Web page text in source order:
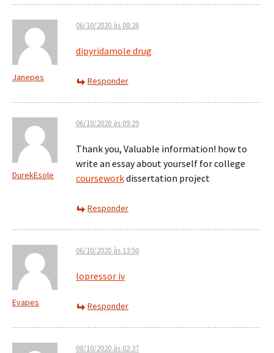
Janepes
06/10/2020 às 08:26
dipyridamole drug
Responder
DurekEsole
06/10/2020 às 09:29
Thank you, Valuable information! how to
write an essay about yourself for college
courseworkdissertation project
Responder
Evapes
06/10/2020 às 13:50
lopressor iv
Responder
08/10/2020 às 02:37